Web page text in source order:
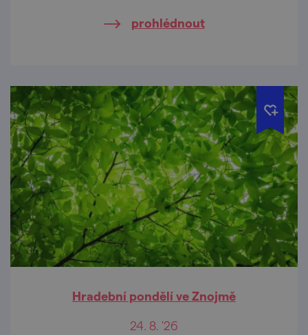
prohlédnout
Hradební pondělí ve Znojmě
24. 8. '26